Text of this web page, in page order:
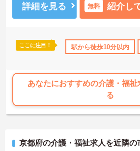
レックス制勤務なので、公休や有休などお
リハリのある勤務が可能です。ご興味ある
詳細を見る 無料 紹介し
ここに注目！ 駅から徒歩10分以内
あなたにおすすめの介護・福
る
京都府の介護・福祉求人を近隣の